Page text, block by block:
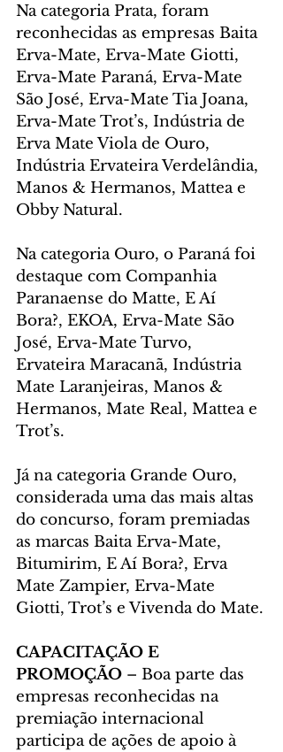
Na categoria Prata, foram
reconhecidas as empresas Baita
Erva-Mate, Erva-Mate Giotti,
Erva-Mate Paraná, Erva-Mate
São José, Erva-Mate Tia Joana,
Erva-Mate Trot’s, Indústria de
Erva Mate Viola de Ouro,
Indústria Ervateira Verdelândia,
Manos & Hermanos, Mattea e
Obby Natural.
Na categoria Ouro, o Paraná foi
destaque com Companhia
Paranaense do Matte, E Aí
Bora?, EKOA, Erva-Mate São
José, Erva-Mate Turvo,
Ervateira Maracanã, Indústria
Mate Laranjeiras, Manos &
Hermanos, Mate Real, Mattea e
Trot’s.
Já na categoria Grande Ouro,
considerada uma das mais altas
do concurso, foram premiadas
as marcas Baita Erva-Mate,
Bitumirim, E Aí Bora?, Erva
Mate Zampier, Erva-Mate
Giotti, Trot’s e Vivenda do Mate.
CAPACITAÇÃO E
PROMOÇÃO – Boa parte das
empresas reconhecidas na
premiação internacional
participa de ações de apoio à